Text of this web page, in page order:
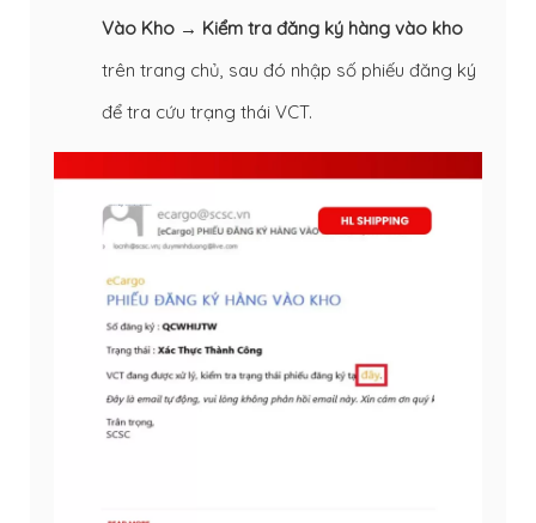
Vào Kho → Kiểm tra đăng ký hàng vào kho
trên trang chủ, sau đó nhập số phiếu đăng ký
để tra cứu trạng thái VCT.